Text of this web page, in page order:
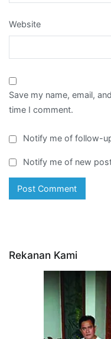
Website
Save my name, email,
time I comment.
Notify me of follow-
Notify me of new
Rekanan Kami